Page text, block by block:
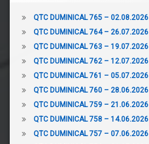
QTC DUMINICAL 765 – 02.08.2026
QTC DUMINICAL 764 – 26.07.2026
QTC DUMINICAL 763 – 19.07.2026
QTC DUMINICAL 762 – 12.07.2026
QTC DUMINICAL 761 – 05.07.2026
QTC DUMINICAL 760 – 28.06.2026
QTC DUMINICAL 759 – 21.06.2026
QTC DUMINICAL 758 – 14.06.2026
QTC DUMINICAL 757 – 07.06.2026